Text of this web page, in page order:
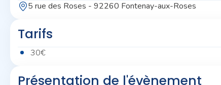
5 rue des Roses - 92260 Fontenay-aux-Roses
Tarifs
30€
Présentation de l'évènement